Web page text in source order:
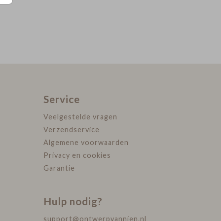
Service
Veelgestelde vragen
Verzendservice
Algemene voorwaarden
Privacy en cookies
Garantie
Hulp nodig?
support@ontwerpvannien.nl